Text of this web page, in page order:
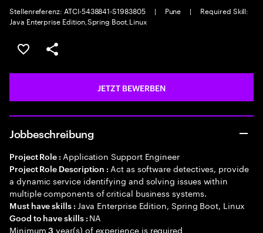
Stellenreferenz: ATCI-5438841-S1983805
| Pune |
Required Skill:
Java Enterprise Edition,Spring Boot,Linux
JOB SPEICHERN
Teilen
JETZT BEWERBEN
Jobbeschreibung
Project Role : Application Support Engineer
Project Role Description : Act as software detectives, provide
a dynamic service identifying and solving issues within
multiple components of critical business systems.
Must have skills : Java Enterprise Edition, Spring Boot, Linux
Good to have skills : NA
Minimum3 year(s) of experience is required